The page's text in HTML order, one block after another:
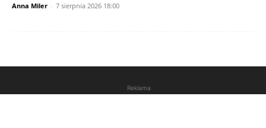
Anna Miler - 7 sierpnia 2026 18:00
Reklama